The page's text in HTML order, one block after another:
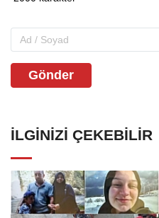
Gönder
İLGINIZI ÇEKEBILIR